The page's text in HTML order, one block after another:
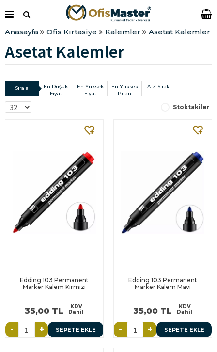
Anasayfa Ofis Kırtasiye Kalemler Asetat Kalemler
Asetat Kalemler
Sırala
En Düşük
Fiyat
En Yüksek
Fiyat
En Yüksek
Puan
A-Z Sırala
Stoktakiler
Edding 103 Permanent
Marker Kalem Kırmızı
35,00 TL
KDV
Dahil
- + SEPETE EKLE
Edding 103 Permanent
Marker Kalem Mavi
35,00 TL
KDV
Dahil
- + SEPETE EKLE